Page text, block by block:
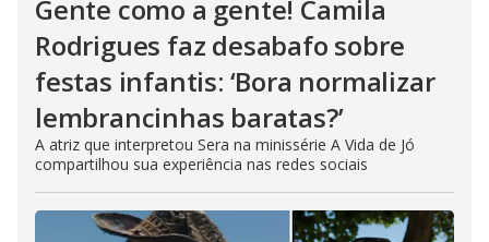
Gente como a gente! Camila
Rodrigues faz desabafo sobre
festas infantis: ‘Bora normalizar
lembrancinhas baratas?’
A atriz que interpretou Sera na minissérie A Vida de Jó
compartilhou sua experiência nas redes sociais